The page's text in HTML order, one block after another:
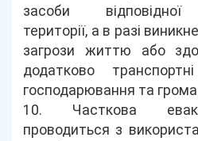
засоби відповідної
території, а в разі
загрози життю або
додатково
господарювання та
10. Часткова
проводиться з